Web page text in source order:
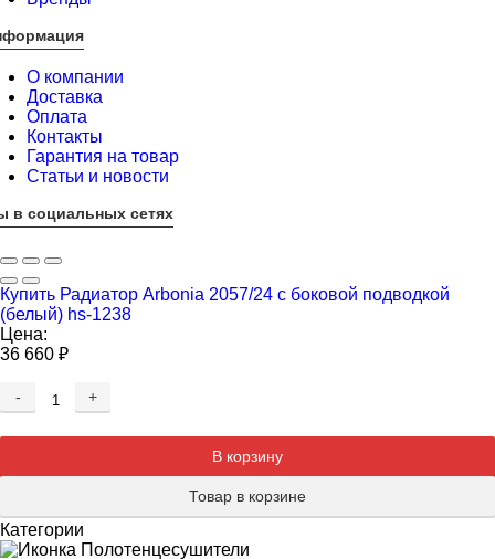
О компании
Доставка
Оплата
Контакты
Гарантия на товар
Статьи и новости
в социальных сетях
Купить Радиатор Arbonia 2057/24 с боковой подводкой
(белый) hs-1238
Цена:
36 660 ₽
-
+
В корзину
Товар в корзине
Категории